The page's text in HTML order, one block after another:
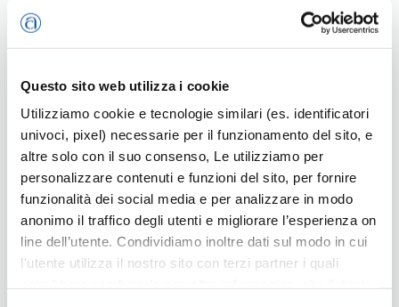
Questo sito web utilizza i cookie
Utilizziamo cookie e tecnologie similari (es. identificatori
univoci, pixel) necessarie per il funzionamento del sito, e
altre solo con il suo consenso, Le utilizziamo per
personalizzare contenuti e funzioni del sito, per fornire
funzionalità dei social media e per analizzare in modo
anonimo il traffico degli utenti e migliorare l’esperienza on
line dell’utente. Condividiamo inoltre dati sul modo in cui
l'utente utilizza il nostro sito con terzi partner i quali
tempo è denaro e più veloci sono i trasporti e i collegamenti
più l’economia gira e più si creano posti di lavoro”. “Inoltre
possano trovare spazio servizi funzionali alla Superstrada –
continua Torresan-. Altro punto importante: la variante SP
46, anche questa attesa per anni e finalmente in fase di
realizzazione. Se il tracciato passerà in questa zona che ne
sarà di questa strada e di conseguenza che vantaggi avrà
portato la nuova Superstrada Pedemontana se i mezzi che ne
usciranno si troveranno imbottigliati nell’attuale Statale 46?
Mi auguro che la Regione valuti bene la richiesta
dell’installazione di questo impianto e che metta, come ha